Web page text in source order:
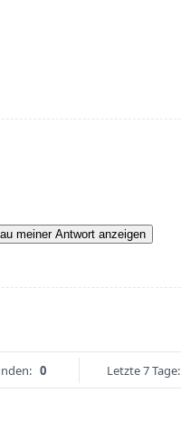
meiner Antwort anzeigen
0 Letzte 7 Tage: